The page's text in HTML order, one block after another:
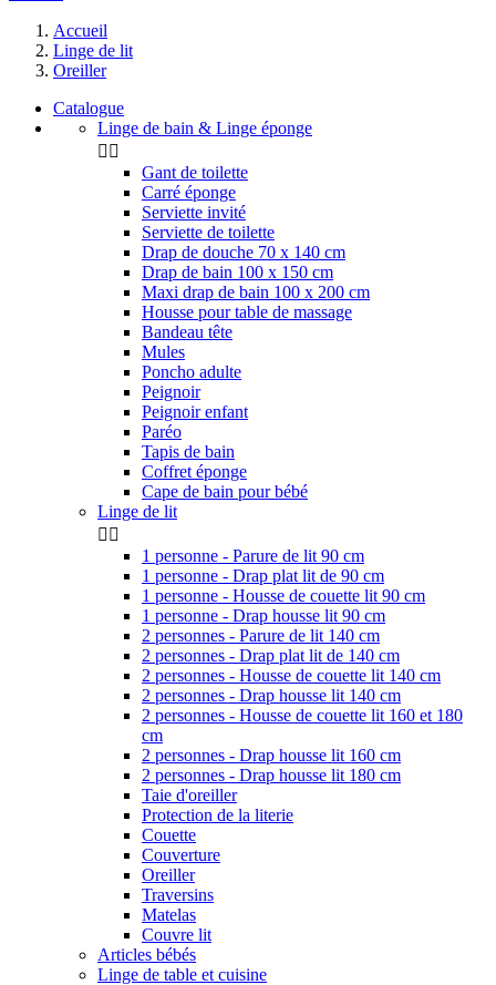
Accueil
Linge de lit
Oreiller
Catalogue
Linge de bain & Linge éponge
 
Gant de toilette
Carré éponge
Serviette invité
Serviette de toilette
Drap de douche 70 x 140 cm
Drap de bain 100 x 150 cm
Maxi drap de bain 100 x 200 cm
Housse pour table de massage
Bandeau tête
Mules
Poncho adulte
Peignoir
Peignoir enfant
Paréo
Tapis de bain
Coffret éponge
Cape de bain pour bébé
Linge de lit
 
1 personne - Parure de lit 90 cm
1 personne - Drap plat lit de 90 cm
1 personne - Housse de couette lit 90 cm
1 personne - Drap housse lit 90 cm
2 personnes - Parure de lit 140 cm
2 personnes - Drap plat lit de 140 cm
2 personnes - Housse de couette lit 140 cm
2 personnes - Drap housse lit 140 cm
2 personnes - Housse de couette lit 160 et 180
cm
2 personnes - Drap housse lit 160 cm
2 personnes - Drap housse lit 180 cm
Taie d'oreiller
Protection de la literie
Couette
Couverture
Oreiller
Traversins
Matelas
Couvre lit
Articles bébés
Linge de table et cuisine